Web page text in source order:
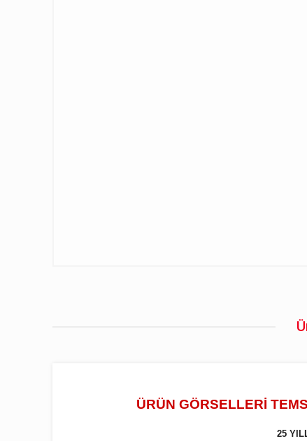
ÜRÜN GÖRSELLERİ
25